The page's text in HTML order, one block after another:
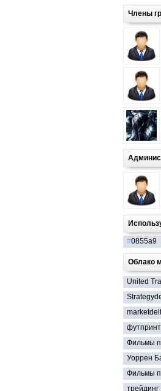
Члены
#0855a9
Облако
United
футпринт
Фильмы
Уоррен
Фильмы
трейдинг